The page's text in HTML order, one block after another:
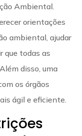
Ambiental.
orientações
ambiental, ajudar
que todas as
disso, uma
os órgãos
ágil e eficiente.